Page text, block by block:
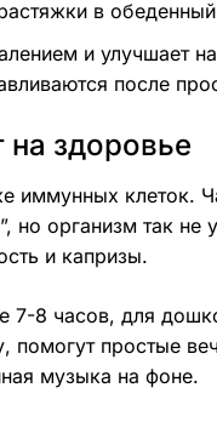
в
и улучшает
после
здоровье
иммунных клеток.
но организм так не
и капризы.
7-8 часов, для
простые
музыка на фоне.